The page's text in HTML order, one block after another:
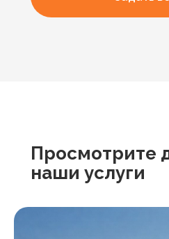
Просмотрите
наши услуги